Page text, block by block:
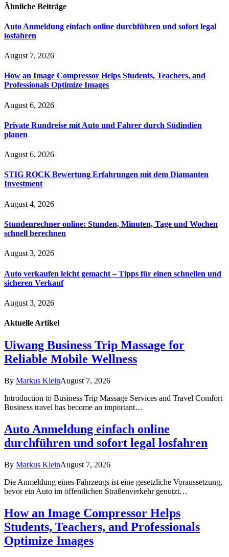
Ähnliche Beiträge
Auto Anmeldung einfach online durchführen und sofort legal
losfahren
August 7, 2026
How an Image Compressor Helps Students, Teachers, and
Professionals Optimize Images
August 6, 2026
Private Rundreise mit Auto und Fahrer durch Südindien
planen
August 6, 2026
STIG ROCK Bewertung Erfahrungen mit dem Diamanten
Investment
August 4, 2026
Stundenrechner online: Stunden, Minuten, Tage und Wochen
schnell berechnen
August 3, 2026
Auto verkaufen leicht gemacht – Tipps für einen schnellen und
sicheren Verkauf
August 3, 2026
Aktuelle Artikel
Uiwang Business Trip Massage for
Reliable Mobile Wellness
By Markus KleinAugust 7, 2026
Introduction to Business Trip Massage Services and Travel Comfort
Business travel has become an important…
Auto Anmeldung einfach online
durchführen und sofort legal losfahren
By Markus KleinAugust 7, 2026
Die Anmeldung eines Fahrzeugs ist eine gesetzliche Voraussetzung,
bevor ein Auto im öffentlichen Straßenverkehr genutzt…
How an Image Compressor Helps
Students, Teachers, and Professionals
Optimize Images